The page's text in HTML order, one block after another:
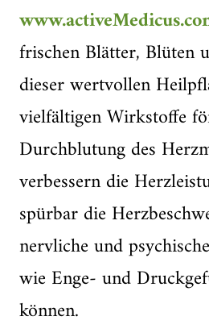
frischen Blätter, Blüten
dieser wertvollen
vielfältigen Wirkstoffe
Durchblutung des
verbessern die
spürbar die
nervliche und
wie Enge- und
können.